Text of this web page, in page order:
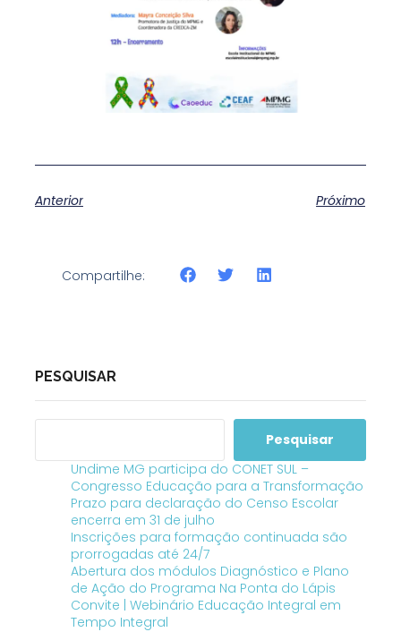
Anterior Próximo
Compartilhe:
PESQUISAR
Pesquisar
Undime MG participa do CONET SUL –
Congresso Educação para a Transformação
Prazo para declaração do Censo Escolar
encerra em 31 de julho
Inscrições para formação continuada são
prorrogadas até 24/7
Abertura dos módulos Diagnóstico e Plano
de Ação do Programa Na Ponta do Lápis
Convite | Webinário Educação Integral em
Tempo Integral